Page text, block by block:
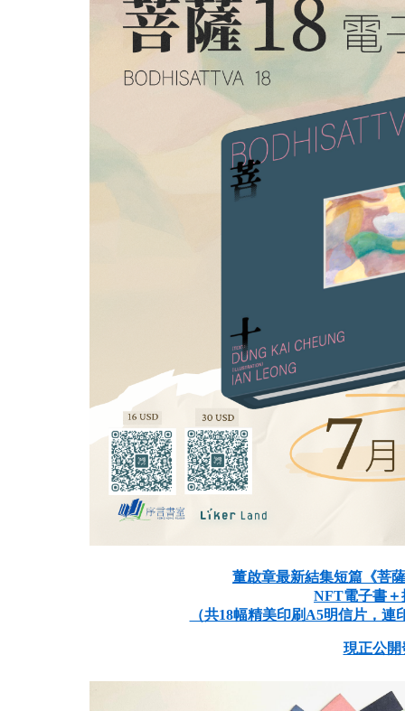
董啟章最新結集短篇《菩
NFT電子書＋
（共18幅精美印刷A5明信片，
現正公開